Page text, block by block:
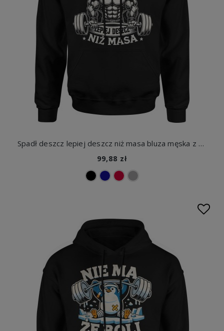
Spadł deszcz lepiej deszcz niż masa bluza męska z kapturem
99,88 zł